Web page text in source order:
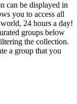
can be displayed in
you to access all
24 hours a day!
groups below
the collection.
a group that you